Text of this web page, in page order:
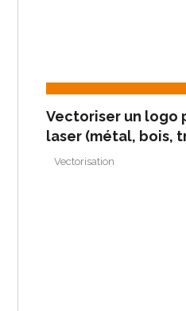
Vectoriser un logo
laser (métal, bois,
Vectorisation